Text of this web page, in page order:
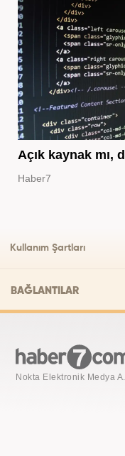
Açık kaynak mı,
Haber7
Kullanım Şartları
BAĞLANTILAR
Nokta Elektronik Medya